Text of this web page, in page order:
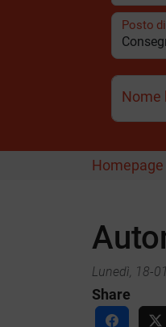
Posto
Nome
Homepage
Lunedì, 18-
Share